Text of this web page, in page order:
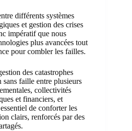
différents systèmes
et gestion des crises
impératif que nous
plus avancées tout
pour combler les failles.
des catastrophes
sans faille entre plusieurs
collectivités
et financiers, et
de conforter les
clairs, renforcés par des